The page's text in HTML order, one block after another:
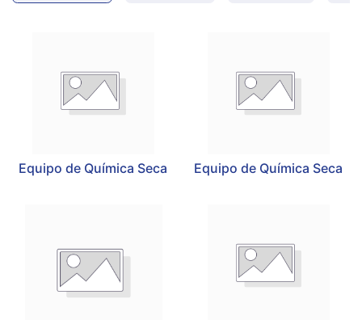
Equipo de Química Seca Equipo de Química Seca